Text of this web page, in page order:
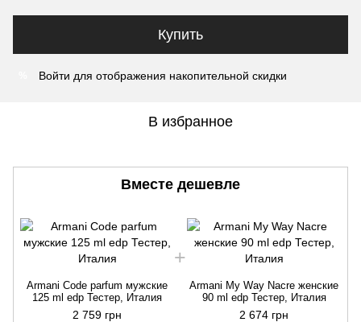
Купить
Войти для отображения накопительной скидки
В избранное
Вместе дешевле
Armani Code parfum мужские
125 ml edp Тестер, Италия
2 759 грн
Armani My Way Nacre женские
90 ml edp Тестер, Италия
2 674 грн